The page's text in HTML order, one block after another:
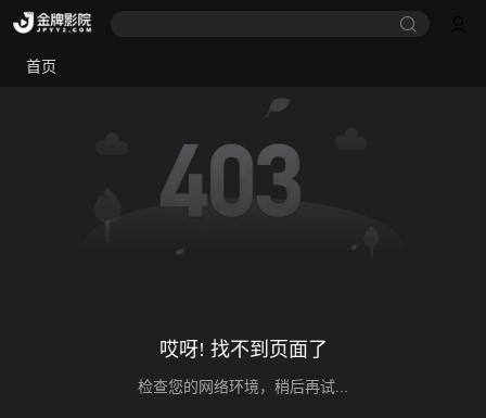
首页
哎呀! 找不到页面了
检查您的网络环境，稍后再试...